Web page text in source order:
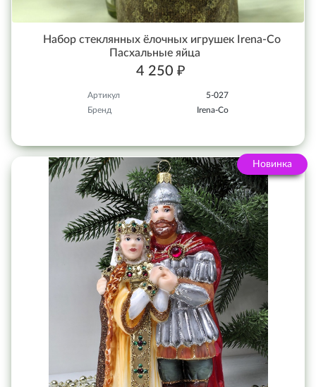
Набор стеклянных ёлочных игрушек Irena-Co
Пасхальные яйца
4 250 ₽
Артикул
5-027
Бренд
Irena-Co
Новинка